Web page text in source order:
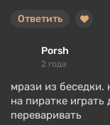
Ответить
Porsh
2 года
мрази из беседки.
на пиратке
переваривать